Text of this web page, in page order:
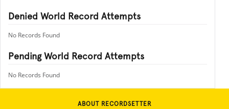
Denied World Record Attempts
No Records Found
Pending World Record Attempts
No Records Found
ABOUT RECORDSETTER